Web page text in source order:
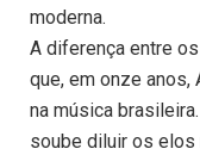
moderna.
A diferença entre
que, em onze
na música
soube diluir os elos